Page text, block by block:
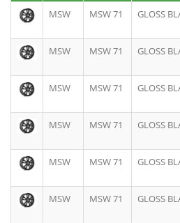
MSW MSW 71 GLOSS
MSW MSW 71 GLOSS
MSW MSW 71 GLOSS
MSW MSW 71 GLOSS
MSW MSW 71 GLOSS
MSW MSW 71 GLOSS